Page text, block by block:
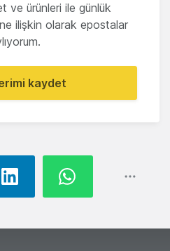
ve ürünleri ile günlük
ilişkin olarak epostalar
kaydet